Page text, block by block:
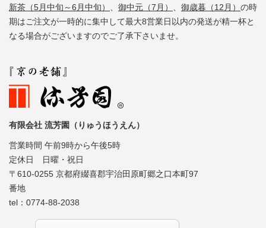
有限会社 流芳園（りゅうほうえん）
営業時間 午前9時から午後5時
定休日 日曜・祝日
〒610-0255 京都府綴喜郡宇治田原町郷之口本町97
番地
tel： 0774-88-2038
新茶（5月中旬～6月中旬）
御中元（7月） 御歳暮（12月） の時
期はご注文が一時的に集中して最大8営業日以内の発送が精一杯と
なる場合がございますのでご了承下さいませ。